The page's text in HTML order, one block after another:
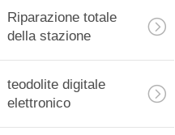
Riparazione totale
della stazione
teodolite digitale
elettronico